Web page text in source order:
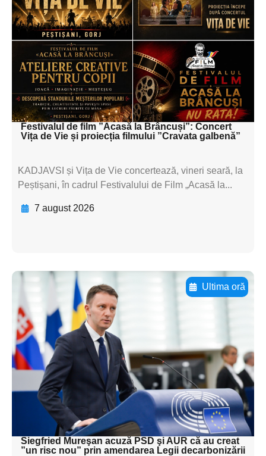
subtitluAdaugă aici
textul pentru
subtitluAdaugă aici
textul pentru
subtitluAdaugă aici
textul pentru subti
Festivalul de film ”Acasă la Brâncuși”: Concert
Vița de Vie și proiecția filmului ”Cravata galbenă”
KADJAVSI și Vița de Vie concertează, vineri seară, la
Peștișani, în cadrul Festivalului de Film „Acasă la...
7 august 2026
Ultima oră
Adaugă aici textul pentru
subtitluAdaugă aici
textul pentru
subtitluAdaugă aici
textul pentru
subtitluAdaugă aici
textul pentru subti
Siegfried Mureşan acuză PSD şi AUR că au creat
”un risc nou” prin amendarea Legii decarbonizării